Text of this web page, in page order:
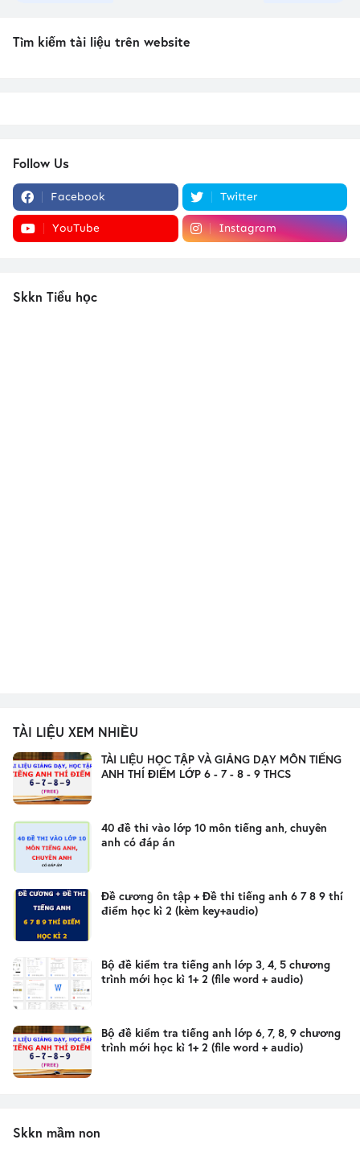
Tìm kiếm tài liệu trên website
Follow Us
Facebook Twitter
YouTube Instagram
Skkn Tiểu học
TÀI LIỆU XEM NHIỀU
TÀI LIỆU HỌC TẬP VÀ GIẢNG DẠY MÔN TIẾNG
ANH THÍ ĐIỂM LỚP 6 - 7 - 8 - 9 THCS
40 đề thi vào lớp 10 môn tiếng anh, chuyên
anh có đáp án
Đề cương ôn tập + Đề thi tiếng anh 6 7 8 9 thí
điểm học kì 2 (kèm key+audio)
Bộ đề kiểm tra tiếng anh lớp 3, 4, 5 chương
trình mới học kì 1+ 2 (file word + audio)
Bộ đề kiểm tra tiếng anh lớp 6, 7, 8, 9 chương
trình mới học kì 1+ 2 (file word + audio)
Skkn mầm non